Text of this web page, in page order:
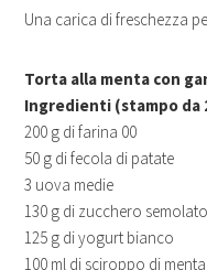
Una carica di freschezza
Torta alla menta con
Ingredienti (stampo da
200 g di farina 00
50 g di fecola di patate
3 uova medie
130 g di zucchero semolato
125 g di yogurt bianco
100 ml di sciroppo di menta